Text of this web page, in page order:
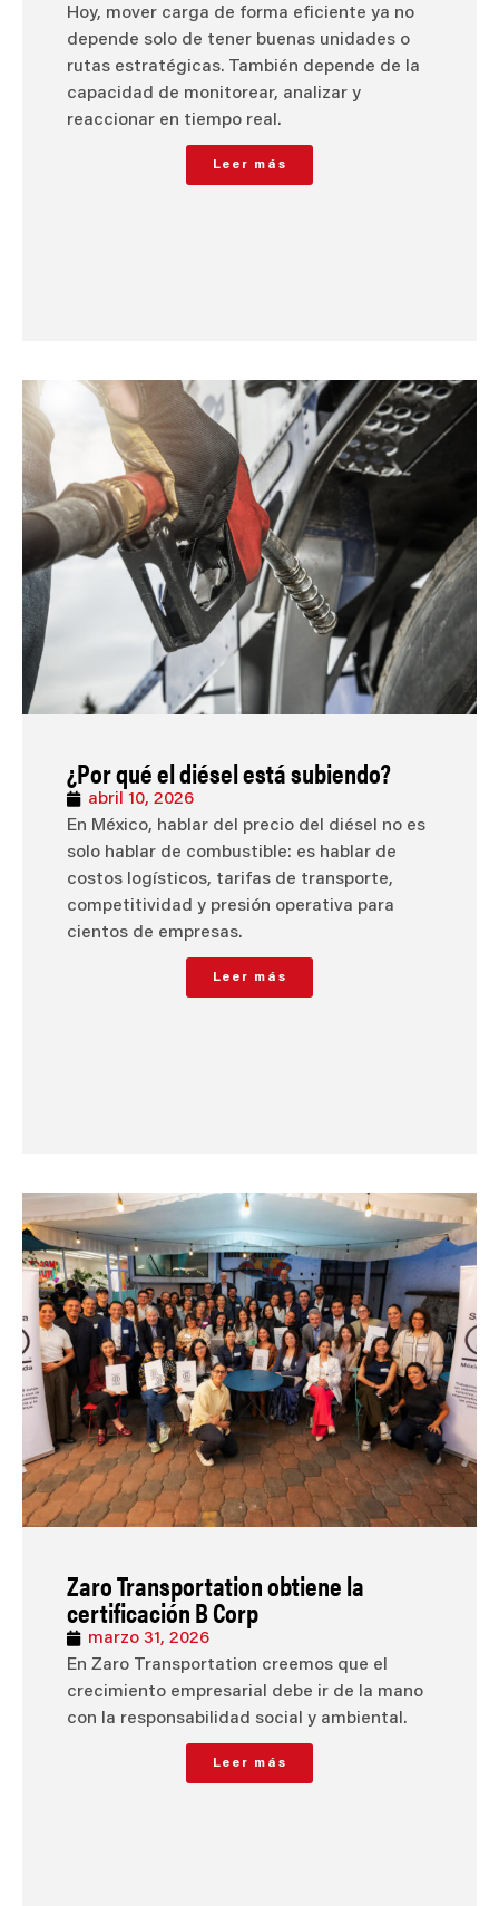
Hoy, mover carga de forma eficiente ya no
depende solo de tener buenas unidades o
rutas estratégicas. También depende de la
capacidad de monitorear, analizar y
reaccionar en tiempo real.
Leer más
¿Por qué el diésel está subiendo?
abril 10, 2026
En México, hablar del precio del diésel no es
solo hablar de combustible: es hablar de
costos logísticos, tarifas de transporte,
competitividad y presión operativa para
cientos de empresas.
Leer más
Zaro Transportation obtiene la
certificación B Corp
marzo 31, 2026
En Zaro Transportation creemos que el
crecimiento empresarial debe ir de la mano
con la responsabilidad social y ambiental.
Leer más